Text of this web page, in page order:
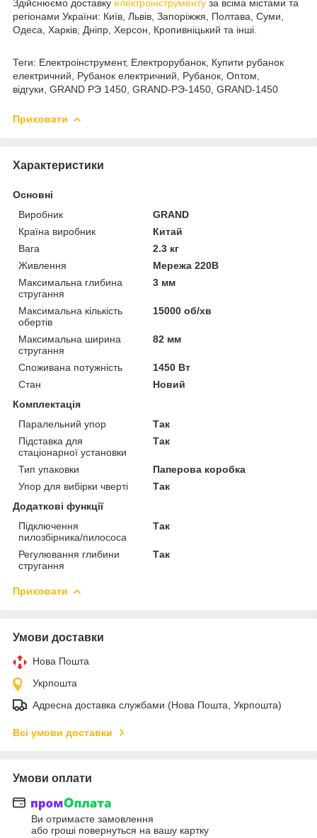
Здійснюємо доставку електроінструменту за всіма містами та
регіонами України: Київ, Львів, Запоріжжя, Полтава, Суми,
Одеса, Харків, Дніпр, Херсон, Кропивніцький та інші.
Теги: Електроінструмент, Електрорубанок, Купити рубанок
електричний, Рубанок електричний, Рубанок, Оптом,
відгуки, GRAND РЭ 1450, GRAND-РЭ-1450, GRAND-1450
Приховати
Характеристики
Основні
Виробник
GRAND
Країна виробник
Китай
Вага
2.3 кг
Живлення
Мережа 220В
Максимальна глибина
стругання
3 мм
Максимальна кількість
обертів
15000 об/хв
Максимальна ширина
стругання
82 мм
Споживана потужність
1450 Вт
Стан
Новий
Комплектація
Паралельний упор
Так
Підставка для
стаціонарної установки
Так
Тип упаковки
Паперова коробка
Упор для вибірки чверті
Так
Додаткові функції
Підключення
пилозбірника/пилососа
Так
Регулювання глибини
стругання
Так
Приховати
Умови доставки
Нова Пошта
Укрпошта
Адресна доставка службами (Нова Пошта, Укрпошта)
Всі умови доставки
Умови оплати
Ви отримаєте замовлення
або гроші повернуться на вашу картку